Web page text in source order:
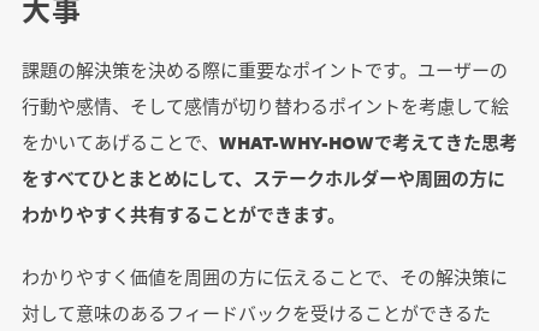
大事
課題の解決策を決める際に重要なポイントです。ユーザーの
行動や感情、そして感情が切り替わるポイントを考慮して絵
をかいてあげることで、 WHAT-WHY-HOWで考えてきた思考
をすべてひとまとめにして、ステークホルダーや周囲の方に
わかりやすく共有することができます。
わかりやすく価値を周囲の方に伝えることで、その解決策に
対して意味のあるフィードバックを受けることができるた